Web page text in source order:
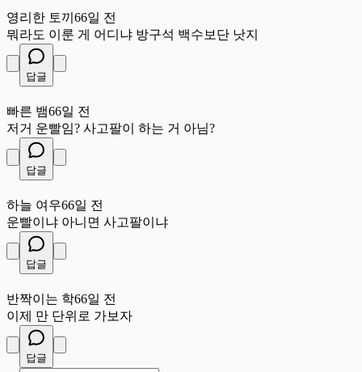
영리한 토끼 66일 전
뭐라도 이룬 게 어디냐 방구석 백수보단 낫지
답글
빠른 뱀66일 전
저거 운빨임? 사고팔이 하는 거 아님?
답글
하늘 여우66일 전
운빨이냐 아니면 사고팔이냐
답글
반짝이는 학66일 전
이제 만 단위로 가보자
답글